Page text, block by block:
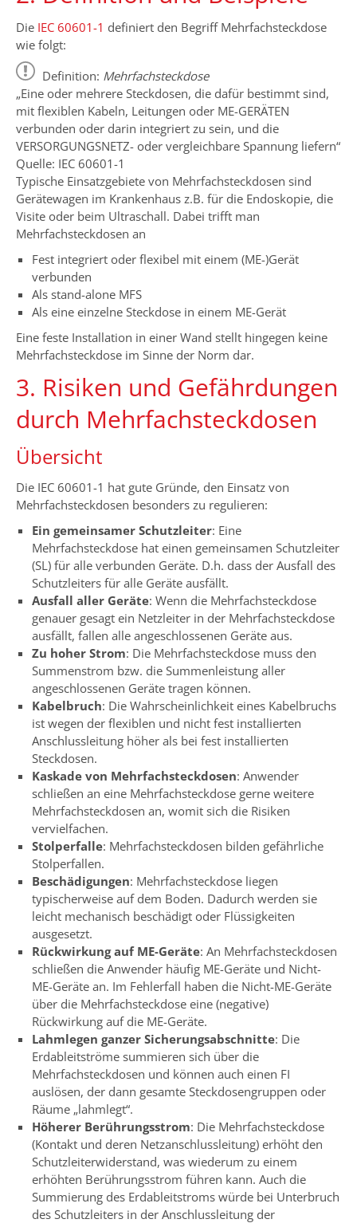
Die IEC 60601-1 definiert den Begriff Mehrfachsteckdose
wie folgt:
Definition: Mehrfachsteckdose
„Eine oder mehrere Steckdosen, die dafür bestimmt sind,
mit flexiblen Kabeln, Leitungen oder ME-GERÄTEN
verbunden oder darin integriert zu sein, und die
VERSORGUNGSNETZ- oder vergleichbare Spannung liefern“
Quelle: IEC 60601-1
Typische Einsatzgebiete von Mehrfachsteckdosen sind
Gerätewagen im Krankenhaus z.B. für die Endoskopie, die
Visite oder beim Ultraschall. Dabei trifft man
Mehrfachsteckdosen an
Fest integriert oder flexibel mit einem (ME-)Gerät
verbunden
Als stand-alone MFS
Als eine einzelne Steckdose in einem ME-Gerät
Eine feste Installation in einer Wand stellt hingegen keine
Mehrfachsteckdose im Sinne der Norm dar.
3. Risiken und Gefährdungen
durch Mehrfachsteckdosen
Übersicht
Die IEC 60601-1 hat gute Gründe, den Einsatz von
Mehrfachsteckdosen besonders zu regulieren:
Ein gemeinsamer Schutzleiter: Eine
Mehrfachsteckdose hat einen gemeinsamen Schutzleiter
(SL) für alle verbunden Geräte. D.h. dass der Ausfall des
Schutzleiters für alle Geräte ausfällt.
Ausfall aller Geräte: Wenn die Mehrfachsteckdose
genauer gesagt ein Netzleiter in der Mehrfachsteckdose
ausfällt, fallen alle angeschlossenen Geräte aus.
Zu hoher Strom: Die Mehrfachsteckdose muss den
Summenstrom bzw. die Summenleistung aller
angeschlossenen Geräte tragen können.
Kabelbruch: Die Wahrscheinlichkeit eines Kabelbruchs
ist wegen der flexiblen und nicht fest installierten
Anschlussleitung höher als bei fest installierten
Steckdosen.
Kaskade von Mehrfachsteckdosen: Anwender
schließen an eine Mehrfachsteckdose gerne weitere
Mehrfachsteckdosen an, womit sich die Risiken
vervielfachen.
Stolperfalle: Mehrfachsteckdosen bilden gefährliche
Stolperfallen.
Beschädigungen: Mehrfachsteckdose liegen
typischerweise auf dem Boden. Dadurch werden sie
leicht mechanisch beschädigt oder Flüssigkeiten
ausgesetzt.
Rückwirkung auf ME-Geräte: An Mehrfachsteckdosen
schließen die Anwender häufig ME-Geräte und Nicht-
ME-Geräte an. Im Fehlerfall haben die Nicht-ME-Geräte
über die Mehrfachsteckdose eine (negative)
Rückwirkung auf die ME-Geräte.
Lahmlegen ganzer Sicherungsabschnitte: Die
Erdableitströme summieren sich über die
Mehrfachsteckdosen und können auch einen FI
auslösen, der dann gesamte Steckdosengruppen oder
Räume „lahmlegt“.
Höherer Berührungsstrom: Die Mehrfachsteckdose
(Kontakt und deren Netzanschlussleitung) erhöht den
Schutzleiterwiderstand, was wiederum zu einem
erhöhten Berührungsstrom führen kann. Auch die
Summierung des Erdableitstroms würde bei Unterbruch
des Schutzleiters in der Anschlussleitung der